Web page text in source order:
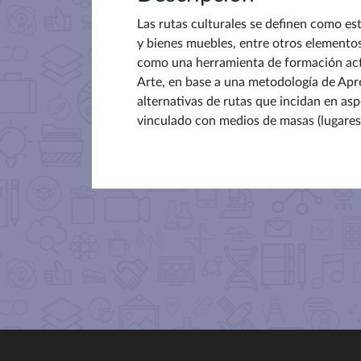
Las rutas culturales se definen como
y bienes muebles, entre otros
como una herramienta de formación
Arte, en base a una metodología de
alternativas de rutas que incidan en
vinculado con medios de masas